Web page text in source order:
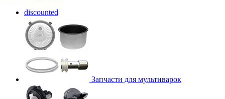
discounted
Запчасти для мультиварок